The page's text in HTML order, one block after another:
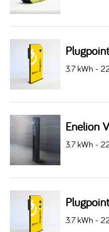
3.7 kWh -
Enelion
3.7 kWh -
3.7 kWh -